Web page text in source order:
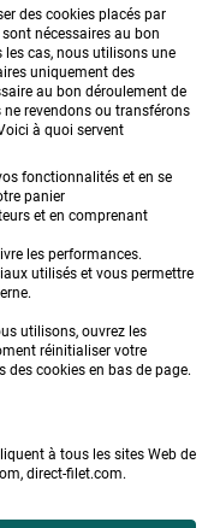
Mentions légales
des cookies placés par
nécessaires au bon
cas, nous utilisons une
uniquement des
au bon déroulement de
revendons ou transférons
à quoi servent
fonctionnalités et en se
panier
et en comprenant
les performances.
utilisés et vous permettre
utilisons, ouvrez les
réinitialiser votre
cookies en bas de page.
à tous les sites Web de
direct-filet.com.